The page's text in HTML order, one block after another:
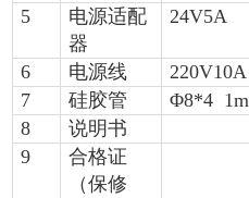
5
电源适配
器
24V5A
6 电源线 220V10A
7
硅胶管 Φ8*4 1m
8
说明书
9
合格证
（保修